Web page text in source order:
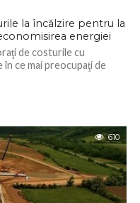
la încălzire pentru la
energiei
de costurile cu
în ce mai preocupaţi de
610